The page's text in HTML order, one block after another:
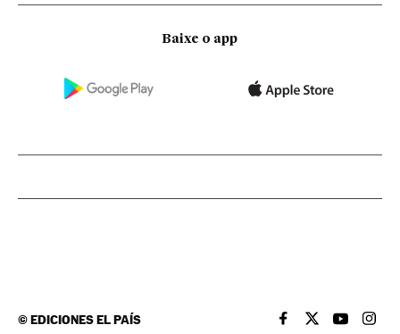
Baixe o app
©EDICIONES EL PAÍS EL PAÍS BRASIL EN
EL PAÍSEL PAÍS
EL